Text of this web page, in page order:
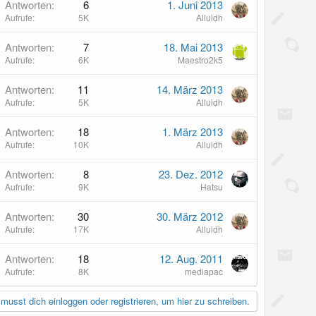
Antworten 6
Aufrufe 5K
1. Juni 2013
Alluidh
Antworten 7
Aufrufe 6K
18. Mai 2013
Maestro2k5
Antworten 11
Aufrufe 5K
14. März 2013
Alluidh
Antworten 18
Aufrufe 10K
1. März 2013
Alluidh
Antworten 8
Aufrufe 9K
23. Dez. 2012
Hatsu
Antworten 30
Aufrufe 17K
30. März 2012
Alluidh
Antworten 18
Aufrufe 8K
12. Aug. 2011
mediapac
dich einloggen oder registrieren, um hier zu schreiben.